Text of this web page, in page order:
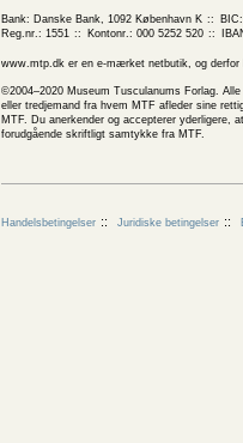
Bank: Danske Bank, 1092 København K
Reg.nr.: 1551
Kontonr.: 000 5252 520
www.mtp.dk er en e-mærket netbutik, og
©2004–2020 Museum Tusculanums Forlag.
eller tredjemand fra hvem MTF afleder sine
MTF. Du anerkender og accepterer yderligere,
forudgående skriftligt samtykke fra MTF.
Handelsbetingelser Juridiske betingelser